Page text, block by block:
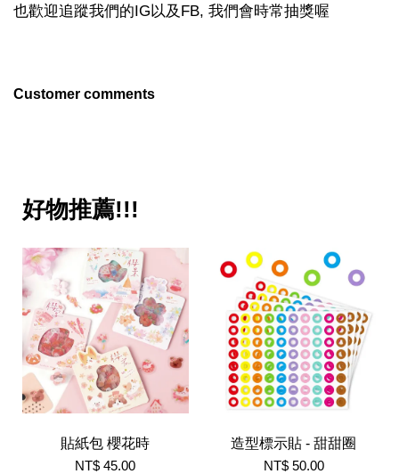
也歡迎追蹤我們的IG以及FB, 我們會時常抽獎喔
Customer comments
好物推薦!!!
貼紙包 櫻花時
NT$ 45.00
造型標示貼 - 甜甜圈
NT$ 50.00